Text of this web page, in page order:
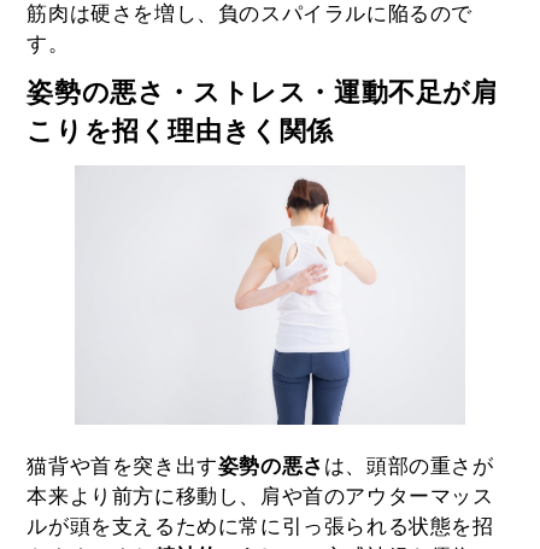
筋肉は硬さを増し、負のスパイラルに陥るので
す。
姿勢の悪さ・ストレス・運動不足が肩
こりを招く理由きく関係
猫背や首を突き出す姿勢の悪さ は、頭部の重さが
本来より前方に移動し、肩や首のアウターマッス
ルが頭を支えるために常に引っ張られる状態を招